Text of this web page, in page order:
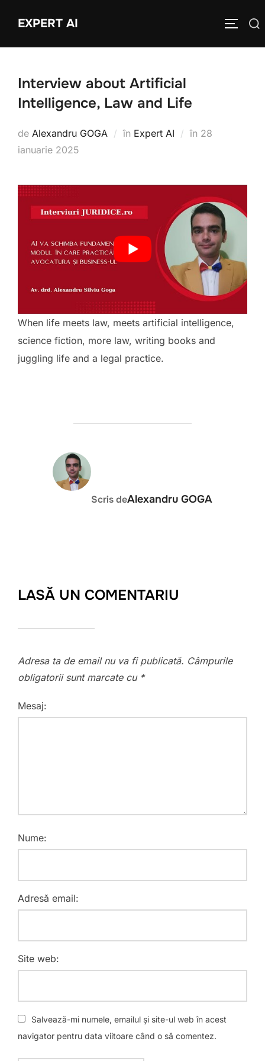
EXPERT AI
Caută
Interview about Artificial
Intelligence, Law and Life
de Alexandru GOGA în Expert AI în Publicat
28
ianuarie 2025
When life meets law, meets artificial intelligence,
science fiction, more law, writing books and
juggling life and a legal practice.
Scris deAlexandru GOGA
LASĂ UN COMENTARIU
Adresa ta de email nu va fi publicată. Câmpurile
obligatorii sunt marcate cu *
Mesaj:
Nume:
Adresă email:
Site web:
Salvează-mi numele, emailul și site-ul web în acest
navigator pentru data viitoare când o să comentez.